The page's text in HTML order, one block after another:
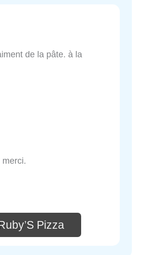
de la pâte. à la
merci.
Pizza